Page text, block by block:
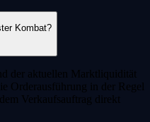
Kombat?
der aktuellen Marktliquidität
Orderausführung in der Regel
Verkaufsauftrag direkt